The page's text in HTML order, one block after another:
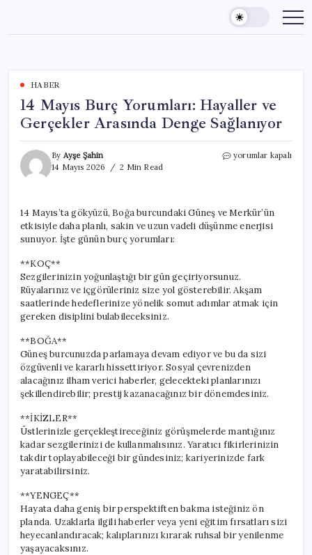
content
HABER
14 Mayıs Burç Yorumları: Hayaller ve
Gerçekler Arasında Denge Sağlanıyor
By Ayşe Şahin
14 Mayıs 2026
2 Min Read
14
ve
Gerçekler
için
yorumlar kapalı
14 Mayıs’ta gökyüzü, Boğa burcundaki Güneş ve Merkür’ün
etkisiyle daha planlı, sakin ve uzun vadeli düşünme enerjisi
sunuyor. İşte günün burç yorumları:
**KOÇ**
Sezgilerinizin yoğunlaştığı bir gün geçiriyorsunuz.
Rüyalarınız ve içgörüleriniz size yol gösterebilir. Akşam
saatlerinde hedeflerinize yönelik somut adımlar atmak için
gereken disiplini bulabileceksiniz.
**BOĞA**
Güneş burcunuzda parlamaya devam ediyor ve bu da sizi
özgüvenli ve kararlı hissettiriyor. Sosyal çevrenizden
alacağınız ilham verici haberler, gelecekteki planlarınızı
şekillendirebilir; prestij kazanacağınız bir dönemdesiniz.
**İKİZLER**
Üstlerinizle gerçekleştireceğiniz görüşmelerde mantığınız
kadar sezgilerinizi de kullanmalısınız. Yaratıcı fikirlerinizin
takdir toplayabileceği bir gündesiniz; kariyerinizde fark
yaratabilirsiniz.
**YENGEÇ**
Hayata daha geniş bir perspektiften bakma isteğiniz ön
planda. Uzaklarla ilgili haberler veya yeni eğitim fırsatları sizi
heyecanlandıracak; kalıplarınızı kırarak ruhsal bir yenilenme
yaşayacaksınız.